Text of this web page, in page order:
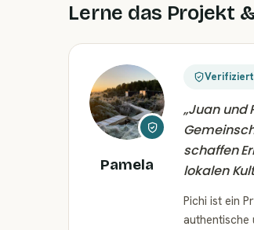
Lerne das Projekt
Pamela
„Juan und
schaffen
lokalen
Pichi ist ein
authentische